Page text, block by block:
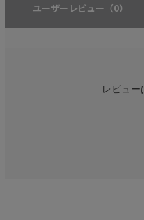
ユーザーレビュー （0）
レビュー